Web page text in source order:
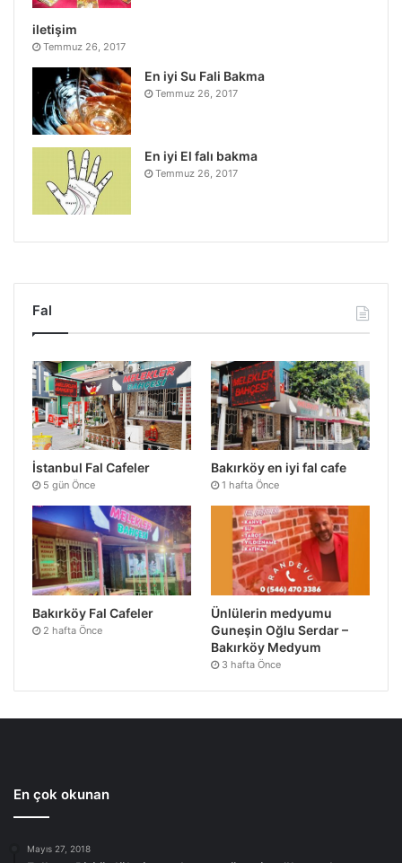
iletişim
Temmuz 26, 2017
En iyi Su Fali Bakma
Temmuz 26, 2017
En iyi El falı bakma
Temmuz 26, 2017
Fal
İstanbul Fal Cafeler
5 gün Önce
Bakırköy en iyi fal cafe
1 hafta Önce
Bakırköy Fal Cafeler
2 hafta Önce
Ünlülerin medyumu
Guneşin Oğlu Serdar –
Bakırköy Medyum
3 hafta Önce
En çok okunan
Mayıs 27, 2018